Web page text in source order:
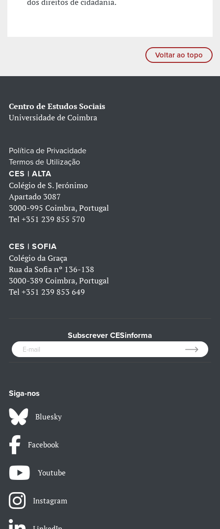
Voltar ao topo
Centro de Estudos Sociais
Universidade de Coimbra
Política de Privacidade
Termos de Utilização
CES | ALTA
Colégio de S. Jerónimo
Apartado 3087
3000-995 Coimbra, Portugal
Tel +351 239 855 570
CES | SOFIA
Colégio da Graça
Rua da Sofia nº 136-138
3000-389 Coimbra, Portugal
Tel +351 239 853 649
Subscrever CESinforma
Siga-nos
Bluesky
Facebook
Youtube
Instagram